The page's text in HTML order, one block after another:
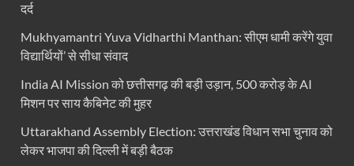
दिल्ली में चमकेगा मध्यप्रदेश – संस्कृति, कला और परंपरा का
धरती का स्वास्थ्य सही रहेगा तभी बची रहेगी सृष्टिः योगी
4 Years Achievements Of Uttarakhand
Jairam Ramesh On BJP: श्यामा प्रसाद मुखर्जी के
दर्द
Mukhyamantri Yuva Vidharthi Manthan: सीएम धामी करेंगे युवा
विद्यार्थियों’ से सीधा संवाद
India AI Mission को छत्तीसगढ़ की बड़ी उड़ान, 500 करोड़ के AI
मिशन पर साय कैबिनेट की मुहर
Uttarakhand Assembly Election: उत्तराखंड विधान सभा चुनाव को
लेकर भाजपा की दिल्ली में बड़ी बैठक